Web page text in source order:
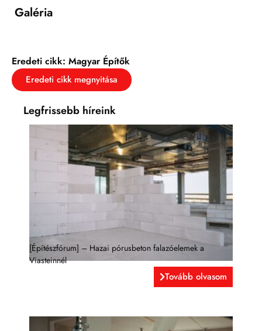
Galéria
Eredeti cikk: Magyar Építők
Eredeti cikk megnyitása
Legfrissebb híreink
[Építészfórum] – Hazai pórusbeton falazóelemek a
Viasteinnél
Tovább olvasom